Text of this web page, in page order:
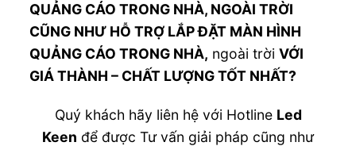
QUẢNG CÁO TRONG NHÀ, NGOÀI TRỜI
CŨNG NHƯ HỖ TRỢ LẮP ĐẶT MÀN HÌNH
QUẢNG CÁO TRONG NHÀ, ngoài trời VỚI
GIÁ THÀNH – CHẤT LƯỢNG TỐT NHẤT?
Quý khách hãy liên hệ với Hotline Led
Keen để được Tư vấn giải pháp cũng như